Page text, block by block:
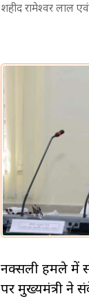
शहीद रामेश्वर लाल
नक्सली हमले में
पर मुख्यमंत्री ने